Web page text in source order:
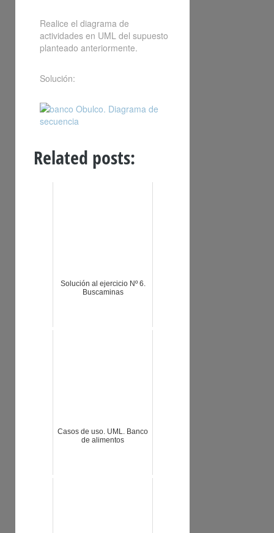
Realice el diagrama de
actividades en UML del supuesto
planteado anteriormente.
Solución:
Related posts:
Solución al ejercicio Nº 6.
Buscaminas
Casos de uso. UML. Banco
de alimentos